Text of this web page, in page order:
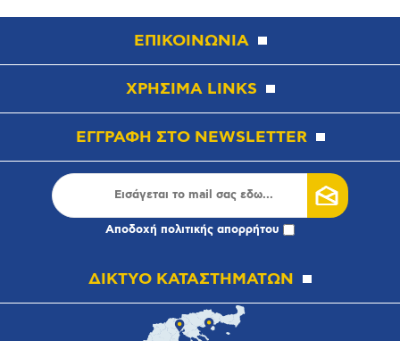
ΕΠΙΚΟΙΝΩΝΙΑ
ΧΡΗΣΙΜΑ LINKS
ΕΓΓΡΑΦΗ ΣΤΟ NEWSLETTER
Αποδοχή πολιτικής απορρήτου
ΔΙΚΤΥΟ ΚΑΤΑΣΤΗΜΑΤΩΝ